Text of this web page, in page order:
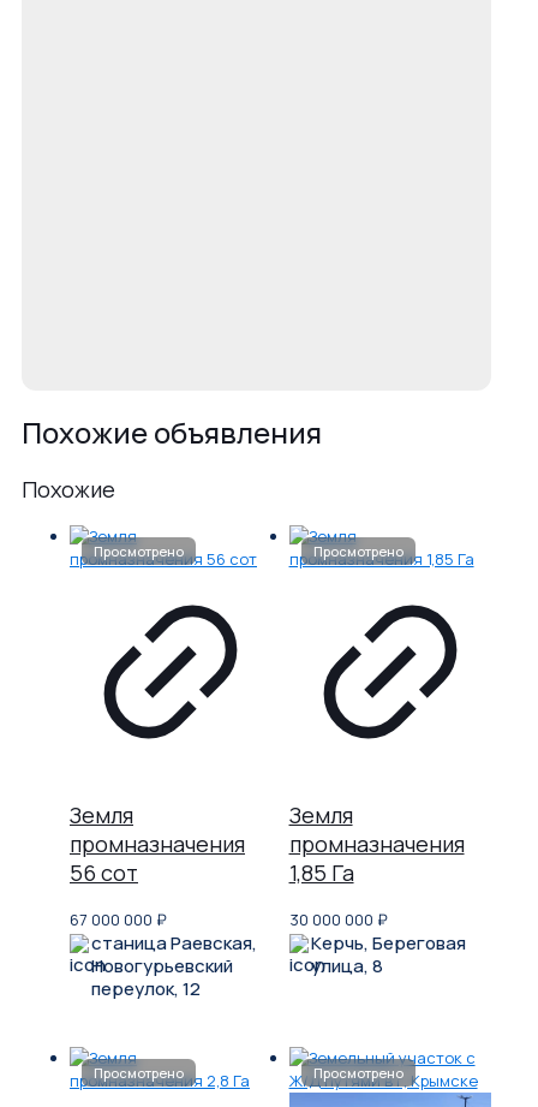
Похожие объявления
Похожие
Земля
промназначения
56 сот
67 000 000 ₽
станица Раевская,
Новогурьевский
переулок, 12
Земля
промназначения
1,85 Га
30 000 000 ₽
Керчь, Береговая
улица, 8